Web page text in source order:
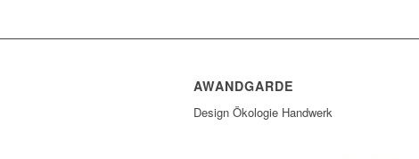
AWANDGARDE
Design Ökologie Handwerk